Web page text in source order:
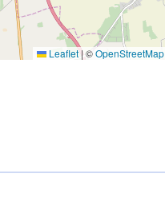
Leaflet |©OpenStreetMap